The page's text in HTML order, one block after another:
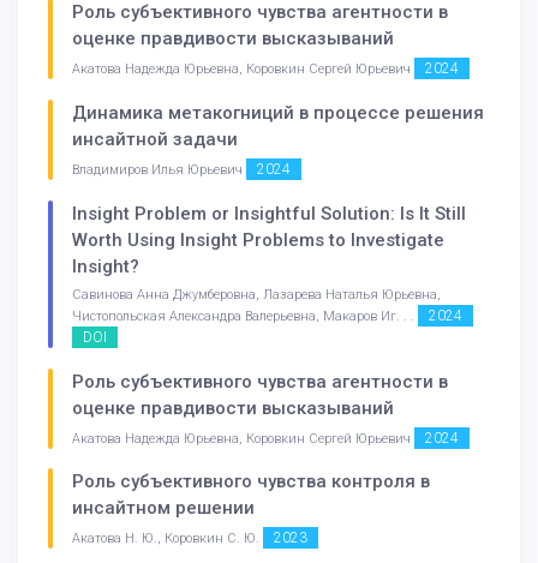
Роль субъективного чувства агентности в
оценке правдивости высказываний
Акатова Надежда Юрьевна, Коровкин Сергей Юрьевич 2024
Динамика метакогниций в процессе решения
инсайтной задачи
Владимиров Илья Юрьевич 2024
Insight Problem or Insightful Solution: Is It Still
Worth Using Insight Problems to Investigate
Insight?
Савинова Анна Джумберовна, Лазарева Наталья Юрьевна,
Чистопольская Александра Валерьевна, Макаров Иг. . .
2024
DOI
Роль субъективного чувства агентности в
оценке правдивости высказываний
Акатова Надежда Юрьевна, Коровкин Сергей Юрьевич 2024
Роль субъективного чувства контроля в
инсайтном решении
Акатова Н. Ю., Коровкин С. Ю. 2023